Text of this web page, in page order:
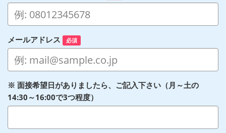
メールアドレス 必須
※ 面接希望日がありましたら、ご記入下さい（月～土の
14:30～16:00で3つ程度）